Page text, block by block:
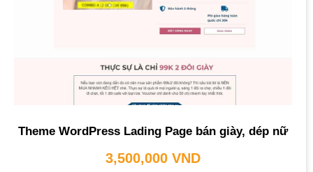
Theme WordPress Lading Page bán giày, dép nữ
3,500,000 VND